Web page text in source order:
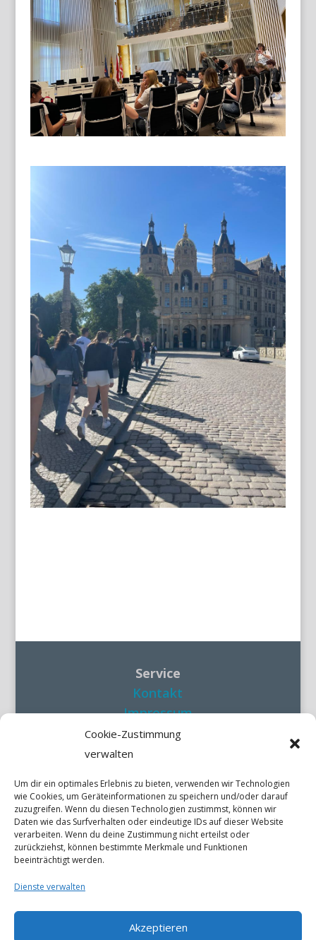
Cookie-Zustimmung
verwalten
Um dir ein optimales Erlebnis zu bieten, verwenden wir Technologien
wie Cookies, um Geräteinformationen zu speichern und/oder darauf
zuzugreifen. Wenn du diesen Technologien zustimmst, können wir
Daten wie das Surfverhalten oder eindeutige IDs auf dieser Website
verarbeiten. Wenn du deine Zustimmung nicht erteilst oder
zurückziehst, können bestimmte Merkmale und Funktionen
beeinträchtigt werden.
Dienste verwalten
Akzeptieren
Service
Kontakt
Impressum
Datenschutzerklärung
Quick Links